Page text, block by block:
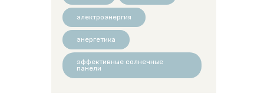
электроэнергия
энергетика
эффективные солнечные
панели